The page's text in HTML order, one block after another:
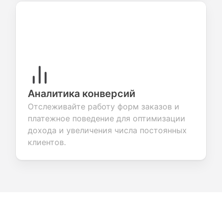
Аналитика конверсий
Отслеживайте работу форм заказов и
платежное поведение для оптимизации
дохода и увеличения числа постоянных
клиентов.